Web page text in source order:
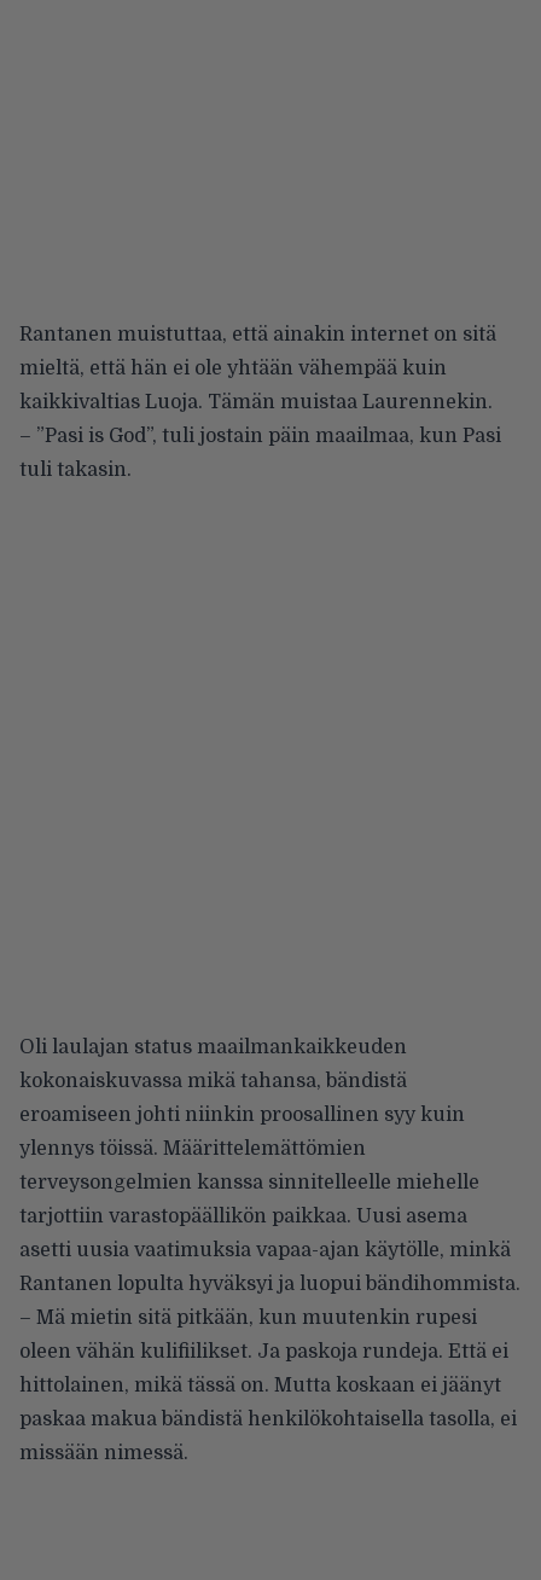
Rantanen muistuttaa, että ainakin internet on sitä
mieltä, että hän ei ole yhtään vähempää kuin
kaikkivaltias Luoja. Tämän muistaa Laurennekin.
– ”Pasi is God”, tuli jostain päin maailmaa, kun Pasi
tuli takasin.
Oli laulajan status maailmankaikkeuden
kokonaiskuvassa mikä tahansa, bändistä
eroamiseen johti niinkin proosallinen syy kuin
ylennys töissä. Määrittelemättömien
terveysongelmien kanssa sinnitelleelle miehelle
tarjottiin varastopäällikön paikkaa. Uusi asema
asetti uusia vaatimuksia vapaa-ajan käytölle, minkä
Rantanen lopulta hyväksyi ja luopui bändihommista.
– Mä mietin sitä pitkään, kun muutenkin rupesi
oleen vähän kulifiilikset. Ja paskoja rundeja. Että ei
hittolainen, mikä tässä on. Mutta koskaan ei jäänyt
paskaa makua bändistä henkilökohtaisella tasolla, ei
missään nimessä.